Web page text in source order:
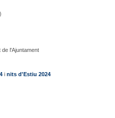
l'Ajuntament
i nits d'Estiu 2024